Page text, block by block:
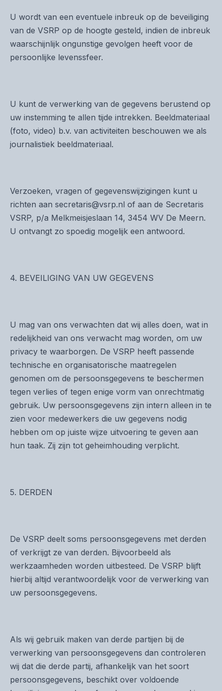
U wordt van een eventuele inbreuk op de beveiliging
van de VSRP op de hoogte gesteld, indien de inbreuk
waarschijnlijk ongunstige gevolgen heeft voor de
persoonlijke levenssfeer.
U kunt de verwerking van de gegevens berustend op
uw instemming te allen tijde intrekken. Beeldmateriaal
(foto, video) b.v. van activiteiten beschouwen we als
journalistiek beeldmateriaal.
Verzoeken, vragen of gegevenswijzigingen kunt u
richten aan secretaris@vsrp.nl of aan de Secretaris
VSRP, p/a Melkmeisjeslaan 14, 3454 WV De Meern.
U ontvangt zo spoedig mogelijk een antwoord.
4. BEVEILIGING VAN UW GEGEVENS
U mag van ons verwachten dat wij alles doen, wat in
redelijkheid van ons verwacht mag worden, om uw
privacy te waarborgen. De VSRP heeft passende
technische en organisatorische maatregelen
genomen om de persoonsgegevens te beschermen
tegen verlies of tegen enige vorm van onrechtmatig
gebruik. Uw persoonsgegevens zijn intern alleen in te
zien voor medewerkers die uw gegevens nodig
hebben om op juiste wijze uitvoering te geven aan
hun taak. Zij zijn tot geheimhouding verplicht.
5. DERDEN
De VSRP deelt soms persoonsgegevens met derden
of verkrijgt ze van derden. Bijvoorbeeld als
werkzaamheden worden uitbesteed. De VSRP blijft
hierbij altijd verantwoordelijk voor de verwerking van
uw persoonsgegevens.
Als wij gebruik maken van derde partijen bij de
verwerking van persoonsgegevens dan controleren
wij dat die derde partij, afhankelijk van het soort
persoonsgegevens, beschikt over voldoende